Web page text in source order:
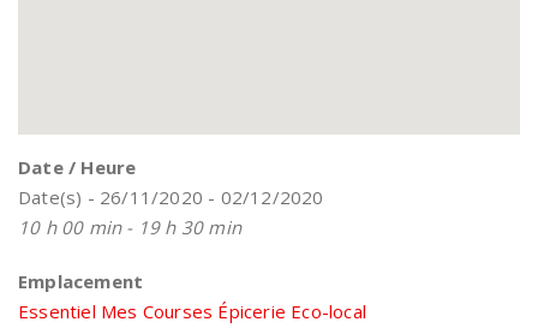
Date / Heure
Date(s) - 26/11/2020 - 02/12/2020
10 h 00 min - 19 h 30 min
Emplacement
Essentiel Mes Courses Épicerie Eco-local